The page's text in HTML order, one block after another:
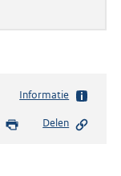
Informatie
Delen